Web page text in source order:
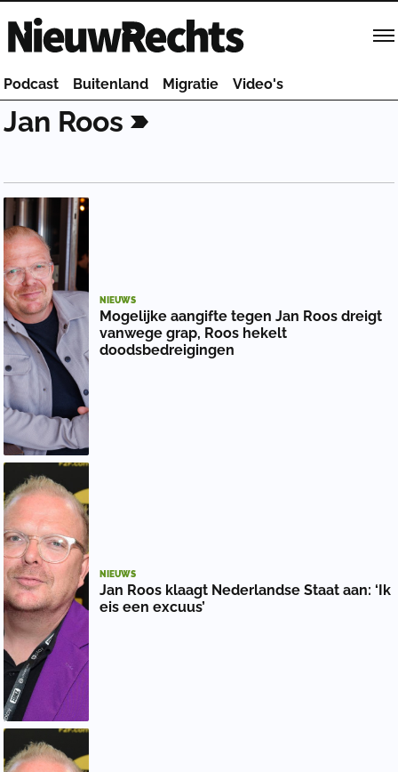
Homepage van NieuwRechts
Podcast Buitenland Migratie Video's
Jan Roos
NIEUWS
Mogelijke aangifte tegen Jan Roos dreigt
vanwege grap, Roos hekelt
doodsbedreigingen
NIEUWS
Jan Roos klaagt Nederlandse Staat aan: ‘Ik
eis een excuus’